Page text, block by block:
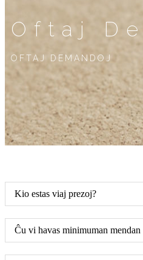
Oftaj
OFTAJ DEMANDOJ
Kio estas viaj prezoj?
Ĉu vi havas minimuman mendan